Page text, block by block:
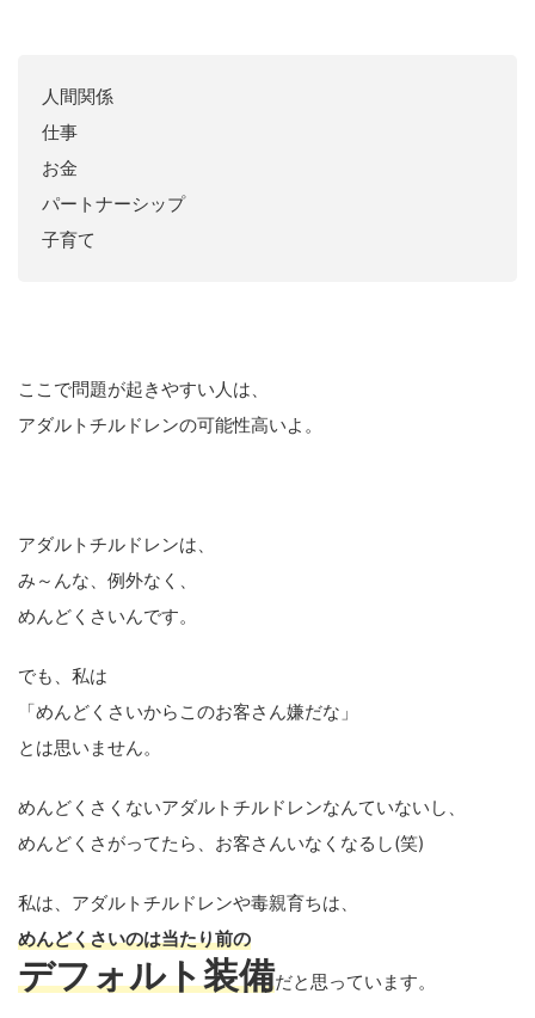
人間関係
仕事
お金
パートナーシップ
子育て
ここで問題が起きやすい人は、
アダルトチルドレンの可能性高いよ。
アダルトチルドレンは、
み～んな、例外なく、
めんどくさいんです。
でも、私は
「めんどくさいからこのお客さん嫌だな」
とは思いません。
めんどくさくないアダルトチルドレンなんていないし、
めんどくさがってたら、お客さんいなくなるし(笑)
私は、アダルトチルドレンや毒親育ちは、
めんどくさいのは当たり前の
デフォルト装備だと思っています。